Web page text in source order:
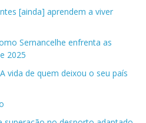
[ainda] aprendem a viver
Sernancelhe enfrenta as
2025
vida de quem deixou o seu país